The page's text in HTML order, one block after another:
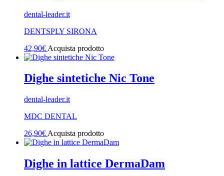
dental-leader.it
DENTSPLY SIRONA
42,90€ Acquista prodotto
Dighe sintetiche Nic Tone
dental-leader.it
MDC DENTAL
26,90€ Acquista prodotto
Dighe in lattice DermaDam